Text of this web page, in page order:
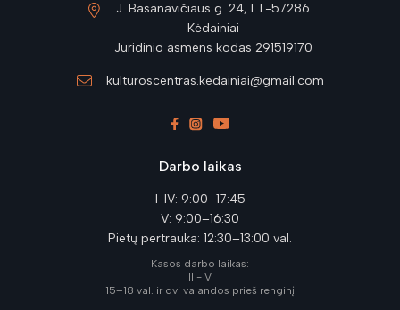
J. Basanavičiaus g. 24, LT-57286
Kėdainiai
Juridinio asmens kodas 291519170
kulturoscentras.kedainiai@gmail.com
Darbo laikas
I-IV: 9:00–17:45
V: 9:00–16:30
Pietų pertrauka: 12:30–13:00 val.
Kasos darbo laikas:
II - V
15–18 val. ir dvi valandos prieš renginį